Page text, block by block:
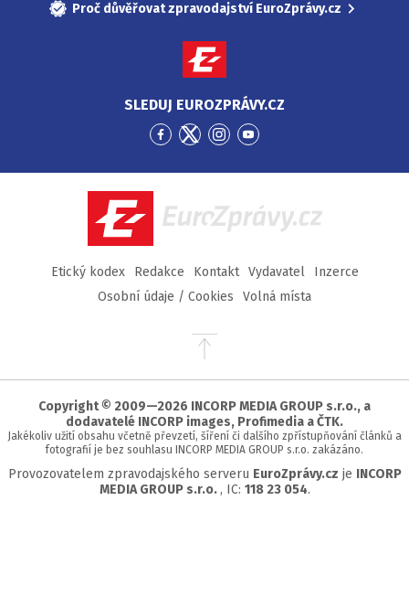
Proč důvěřovat zpravodajství EuroZprávy.cz
SLEDUJ EUROZPRÁVY.CZ
Přejít
Facebook
Přejít
Twitter
Přejít
Instagram
Přejít
YouTube
EuroZprávy.cz
Etický kodex Redakce Kontakt Vydavatel
Inzerce
Osobní údaje / Cookies
Volná místa
Přejít
stránky
Copyright © 2009—2026 INCORP MEDIA GROUP s.r.o., a
dodavatelé INCORP images, Profimedia a ČTK.
Jakékoliv užití obsahu včetně převzetí, šíření či dalšího zpřístupňování článků a
fotografií je bez souhlasu INCORP MEDIA GROUP s.r.o. zakázáno.
Provozovatelem zpravodajského serveru EuroZprávy.cz je INCORP
MEDIA GROUP s.r.o. , IC: 118 23 054.